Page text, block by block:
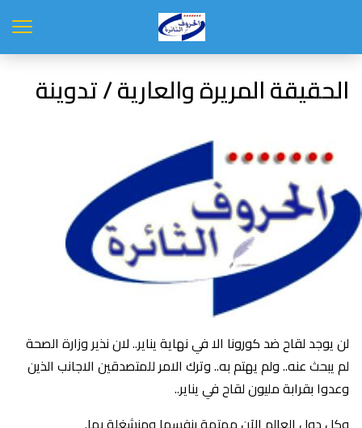
الحقيقة المريرة والعارية / تدوينة
لن يوجد لقاح ضد كورونا الا في نهاية يناير.. لان نذير وزارة الصحة
لم يبحث عنه.. ولم يهتم به.. وترك الامر للمتصدقين الاجانب الذين
وعدوا بقرابة مليون لقاح في يناير..